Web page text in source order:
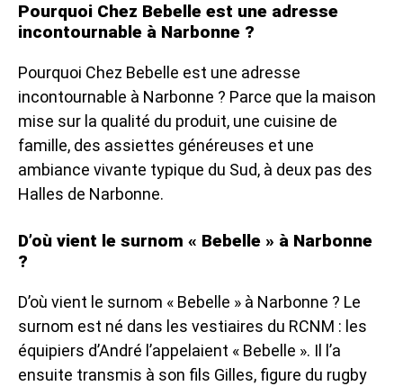
Pourquoi Chez Bebelle est une adresse
incontournable à Narbonne ?
Pourquoi Chez Bebelle est une adresse
incontournable à Narbonne ? Parce que la maison
mise sur la qualité du produit, une cuisine de
famille, des assiettes généreuses et une
ambiance vivante typique du Sud, à deux pas des
Halles de Narbonne.
D’où vient le surnom « Bebelle » à Narbonne
?
D’où vient le surnom « Bebelle » à Narbonne ? Le
surnom est né dans les vestiaires du RCNM : les
équipiers d’André l’appelaient « Bebelle ». Il l’a
ensuite transmis à son fils Gilles, figure du rugby